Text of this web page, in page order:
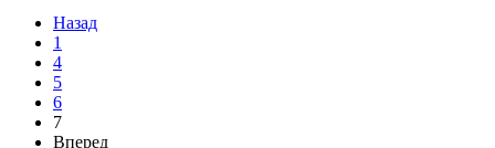
Назад
1
4
5
6
7
Вперед